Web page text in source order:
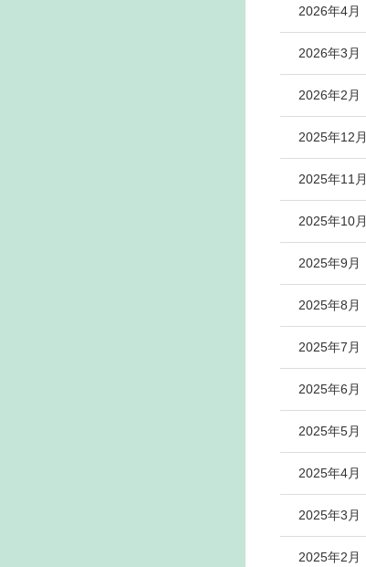
2026年4月
2026年3月
2026年2月
2025年12月
2025年11月
2025年10月
2025年9月
2025年8月
2025年7月
2025年6月
2025年5月
2025年4月
2025年3月
2025年2月